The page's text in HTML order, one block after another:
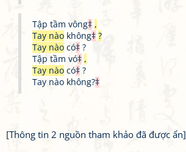
Tập tầm vông‡ ,
Tay nào không‡ ?
Tay nào có‡ ?
Tập tầm vó‡ ,
Tay nào có‡ ?
Tay nào không?‡
[Thông tin 2 nguồn tham khảo đã được ẩn]